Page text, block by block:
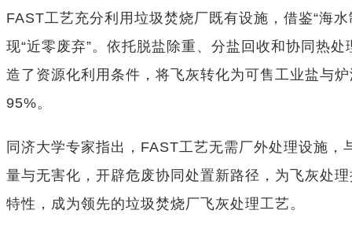
FAST工艺充分利用垃圾焚烧厂既有设施，借鉴“海
现“近零废弃”。依托脱盐除重、分盐回收和协同热
造了资源化利用条件，将飞灰转化为可售工业盐与
95%。
同济大学专家指出，FAST工艺无需厂外处理设施
量与无害化，开辟危废协同处置新路径，为飞灰处
特性，成为领先的垃圾焚烧厂飞灰处理工艺。